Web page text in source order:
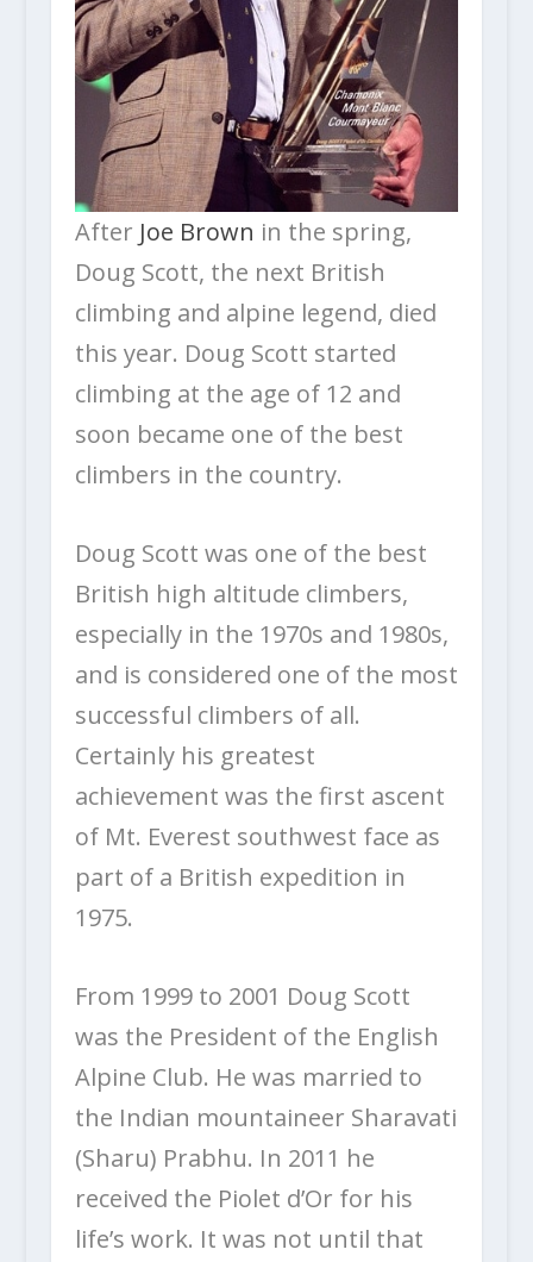
After Joe Brown in the spring,
Doug Scott, the next British
climbing and alpine legend, died
this year. Doug Scott started
climbing at the age of 12 and
soon became one of the best
climbers in the country.
Doug Scott was one of the best
British high altitude climbers,
especially in the 1970s and 1980s,
and is considered one of the most
successful climbers of all.
Certainly his greatest
achievement was the first ascent
of Mt. Everest southwest face as
part of a British expedition in
1975.
From 1999 to 2001 Doug Scott
was the President of the English
Alpine Club. He was married to
the Indian mountaineer Sharavati
(Sharu) Prabhu. In 2011 he
received the Piolet d’Or for his
life’s work. It was not until that